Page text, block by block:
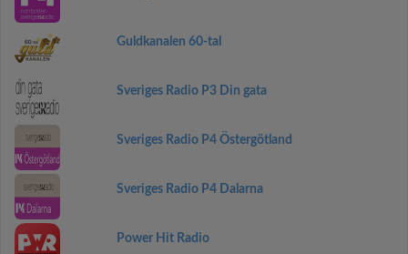
Guldkanalen 60-tal
Sveriges Radio P3 Din gata
Sveriges Radio P4 Östergötland
Sveriges Radio P4 Dalarna
Power Hit Radio